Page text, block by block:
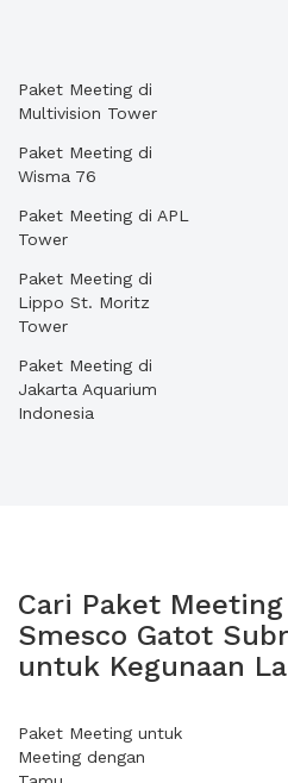
Paket Meeting di
Multivision Tower
Paket Meeting di
Wisma 76
Paket Meeting di APL
Tower
Paket Meeting di
Lippo St. Moritz
Tower
Paket Meeting di
Jakarta Aquarium
Indonesia
Cari Paket
Smesco Gatot
untuk Kegunaan
Paket Meeting untuk
Meeting dengan